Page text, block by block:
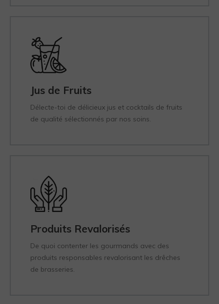
Jus de Fruits
Délecte-toi de délicieux jus et cocktails de fruits
de qualité sélectionnés par nos soins.
Produits Revalorisés
De quoi contenter les gourmands avec des
produits responsables revalorisant les drêches
de brasseries.